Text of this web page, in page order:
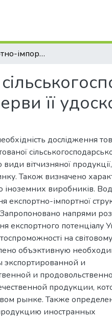
Аналіз експортно-імпортної структури сільськогосподарської та продовольчої продукції України та резерви її удосконалення
її
дослідження
вітчизняної
Також визначено
іноземних виробників.
експортно-імпортної
напрями
експортного потенціалу
на
объэктивную
экспортированной и
и
продукции,
рынке. Также
иностранных